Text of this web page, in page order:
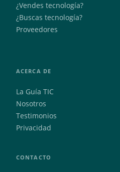
¿Vendes tecnología?
¿Buscas tecnología?
Proveedores
ACERCA DE
La Guía TIC
Nosotros
Testimonios
Privacidad
CONTACTO